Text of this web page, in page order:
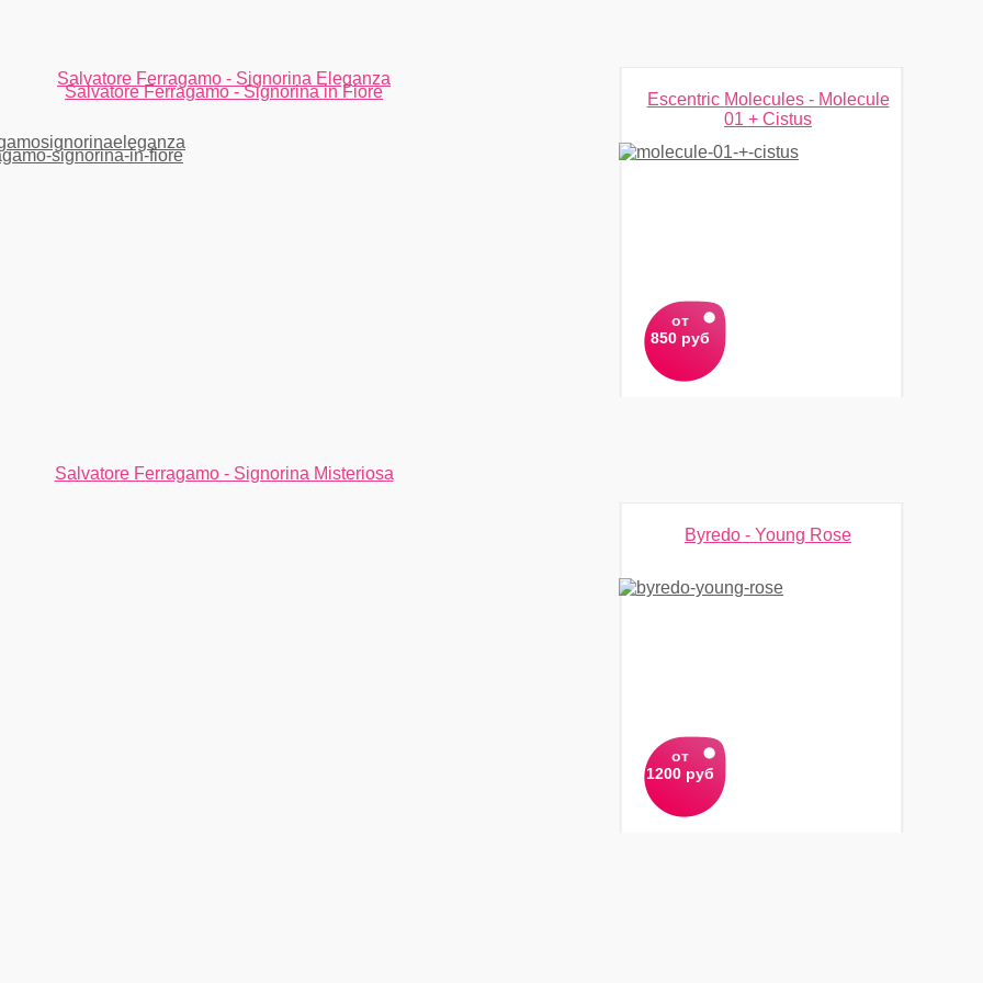
Salvatore Ferragamo - Signorina Eleganza
Salvatore Ferragamo - Signorina in Fiore
Salvatore Ferragamo - Signorina Misteriosa
Escentric Molecules - Molecule
01 + Cistus
от
850 руб
Byredo - Young Rose
от
1200 руб